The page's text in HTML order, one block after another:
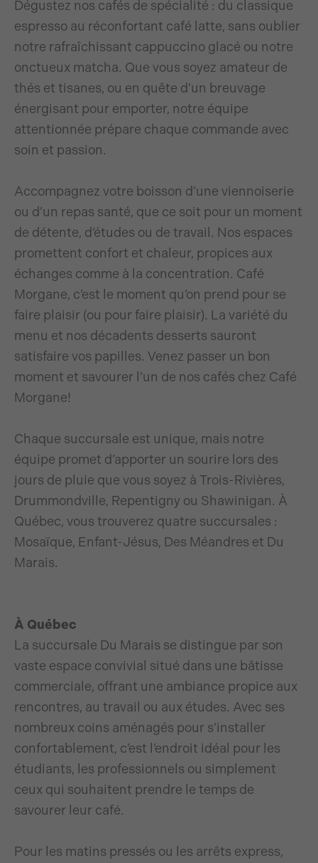
Dégustez nos cafés de spécialité : du classique
espresso au réconfortant café latte, sans oublier
notre rafraîchissant cappuccino glacé ou notre
onctueux matcha. Que vous soyez amateur de
thés et tisanes, ou en quête d’un breuvage
énergisant pour emporter, notre équipe
attentionnée prépare chaque commande avec
soin et passion.
Accompagnez votre boisson d’une viennoiserie
ou d’un repas santé, que ce soit pour un moment
de détente, d’études ou de travail. Nos espaces
promettent confort et chaleur, propices aux
échanges comme à la concentration. Café
Morgane, c’est le moment qu’on prend pour se
faire plaisir (ou pour faire plaisir). La variété du
menu et nos décadents desserts sauront
satisfaire vos papilles. Venez passer un bon
moment et savourer l’un de nos cafés chez Café
Morgane!
Chaque succursale est unique, mais notre
équipe promet d’apporter un sourire lors des
jours de pluie que vous soyez à Trois-Rivières,
Drummondville, Repentigny ou Shawinigan. À
Québec, vous trouverez quatre succursales :
Mosaïque, Enfant-Jésus, Des Méandres et Du
Marais.
À Québec
La succursale Du Marais se distingue par son
vaste espace convivial situé dans une bâtisse
commerciale, offrant une ambiance propice aux
rencontres, au travail ou aux études. Avec ses
nombreux coins aménagés pour s’installer
confortablement, c’est l’endroit idéal pour les
étudiants, les professionnels ou simplement
ceux qui souhaitent prendre le temps de
savourer leur café.
Pour les matins pressés ou les arrêts express,